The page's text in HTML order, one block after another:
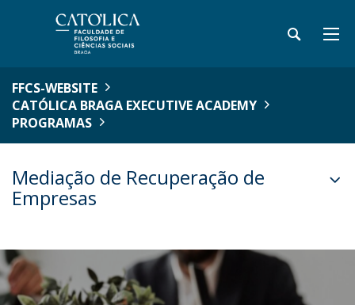
FFCS-WEBSITE
CATÓLICA BRAGA EXECUTIVE ACADEMY
PROGRAMAS
Mediação de Recuperação de
Empresas